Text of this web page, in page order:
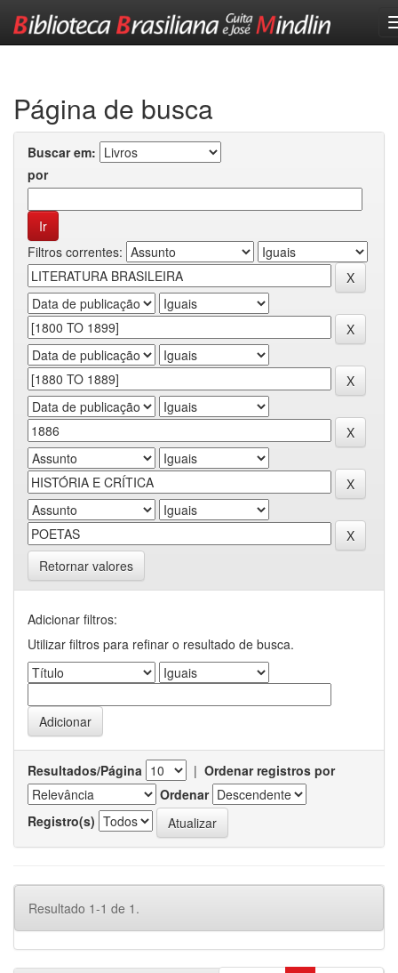
Página de busca
Buscar em:
por
Filtros correntes:
Retornar valores
Adicionar filtros:
Utilizar filtros para refinar o resultado de busca.
Resultados/Página | Ordenar registros por
Ordenar
Registro(s)
Resultado 1-1 de 1.